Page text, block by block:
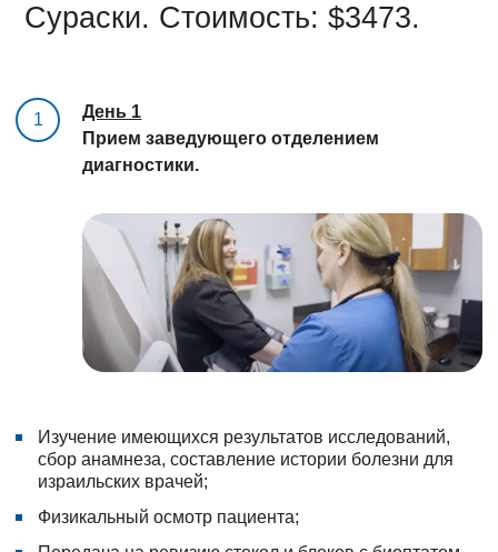
Сураски. Стоимость: $3473.
1
День 1
Прием заведующего отделением
диагностики.
Изучение имеющихся результатов исследований,
сбор анамнеза, составление истории болезни для
израильских врачей;
Физикальный осмотр пациента;